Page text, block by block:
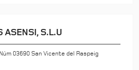
ASENSI, S.L.U
03690 San Vicente del Raspeig